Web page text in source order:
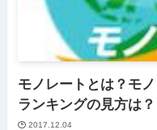
モノレートとは？モ
ランキングの見方は？
2017.12.04